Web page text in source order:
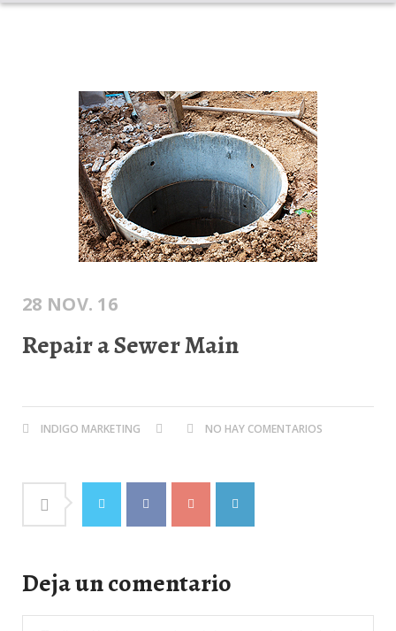
INICIO DESAGOTES DESTAPA CAÑERÍAS
28 NOV. 16
Repair a Sewer Main
INDIGO MARKETING NO HAY COMENTARIOS
Deja un comentario